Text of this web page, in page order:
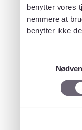
benytter vores
nemmere at
benytter ikke